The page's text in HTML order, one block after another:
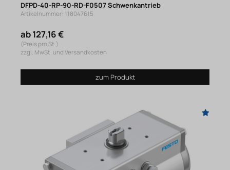
DFPD-40-RP-90-RD-F0507 Schwenkantrieb
Artikelnummer: 118047615
ab 127,16 €
(Preis pro St.)
zzgl. MwSt. und Versandkosten
zum Produkt